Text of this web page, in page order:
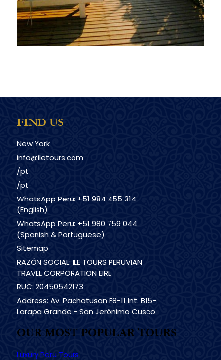
FIND US
New York
info@iletours.com
/pt
/pt
WhatsApp Peru: +51 984 455 314
(English)
WhatsApp Peru: +51 980 759 044
(Spanish & Portuguese)
Sitemap
RAZÓN SOCIAL: ILE TOURS PERUVIAN
TRAVEL CORPORATION EIRL
RUC: 20450542173
Address: Av. Pachatusan F8-11 Int. B15-
Larapa Grande - San Jerónimo Cusco
OUR MOST POPULAR TOURS
Luxury Peru Tours